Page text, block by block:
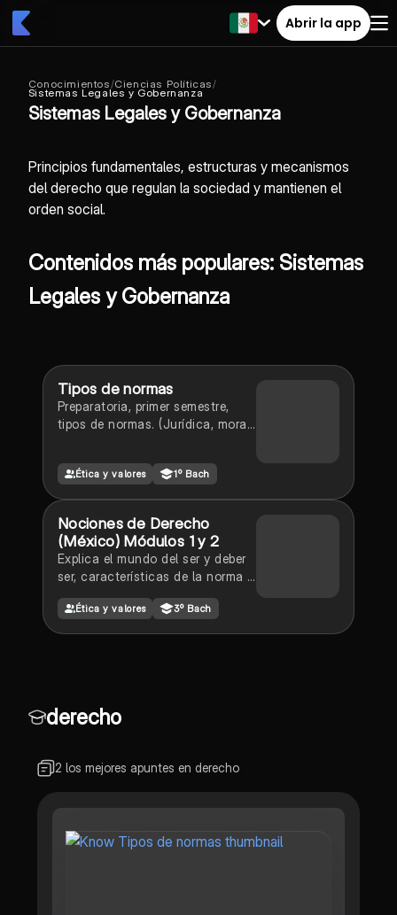
Abrir la app
Conocimientos/Ciencias Políticas/
Sistemas Legales y Gobernanza
Sistemas Legales y Gobernanza
Principios fundamentales, estructuras y mecanismos
del derecho que regulan la sociedad y mantienen el
orden social.
Contenidos más populares: Sistemas
Legales y Gobernanza
Tipos de normas
Preparatoria, primer semestre,
tipos de normas. (Jurídica, moral,
Ética y valores 1º Bach
Nociones de Derecho
(México) Módulos 1 y 2
Explica el mundo del ser y deber
ser, características de la norma y
orden jurídico mexicano. El
concepto de derecho y su
Ética y valores 3º Bach
derecho
2 los mejores apuntes en derecho